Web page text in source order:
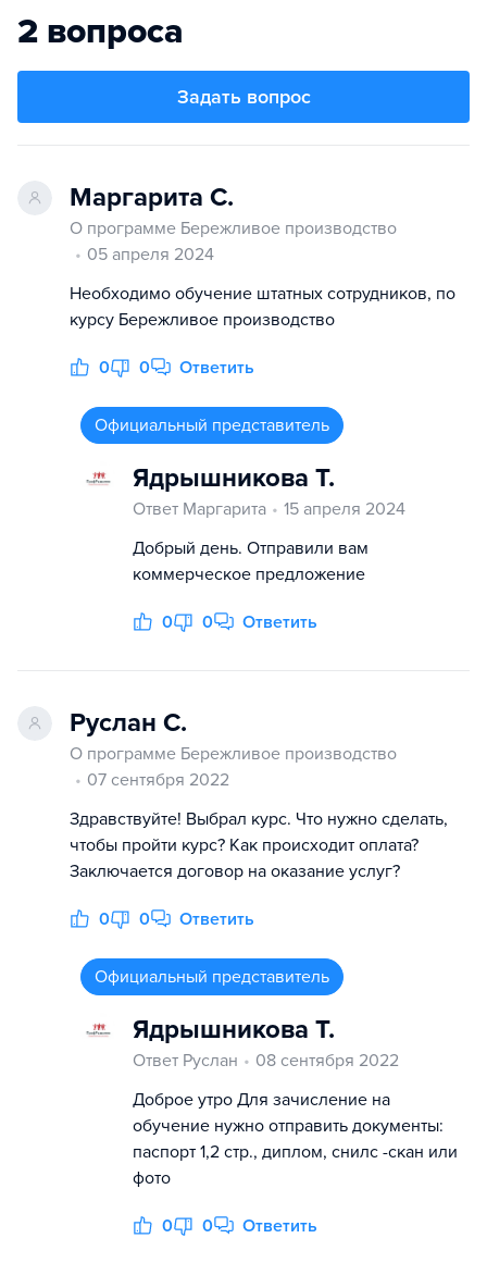
2 вопроса
Задать вопрос
Маргарита С.
О программе Бережливое производство
05 апреля 2024
Необходимо обучение штатных сотрудников, по
курсу Бережливое производство
0 0 Ответить
Официальный представитель
Ядрышникова Т.
Ответ Маргарита
15 апреля 2024
Добрый день. Отправили вам
коммерческое предложение
0 0 Ответить
Руслан С.
О программе Бережливое производство
07 сентября 2022
Здравствуйте! Выбрал курс. Что нужно сделать,
чтобы пройти курс? Как происходит оплата?
Заключается договор на оказание услуг?
0 0 Ответить
Официальный представитель
Ядрышникова Т.
Ответ Руслан
08 сентября 2022
Доброе утро Для зачисление на
обучение нужно отправить документы:
паспорт 1,2 стр., диплом, снилс -скан или
фото
0 0 Ответить